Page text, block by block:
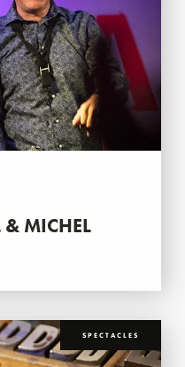
MICHEL
SPECTACLES